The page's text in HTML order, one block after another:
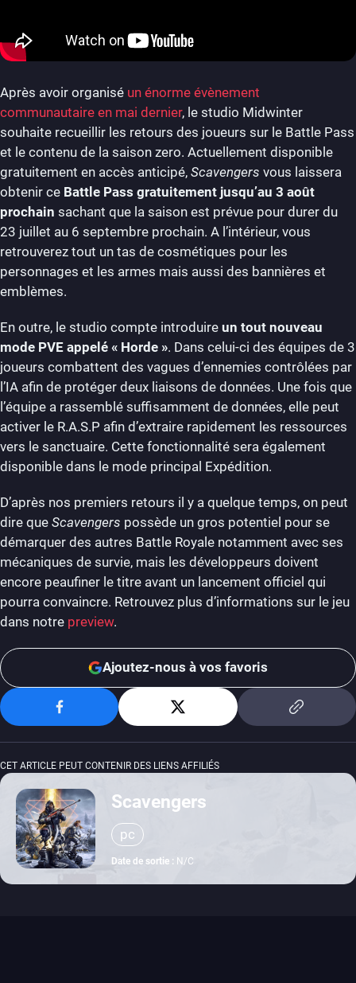
Après avoir organisé un énorme évènement
communautaire en mai dernier, le studio Midwinter
souhaite recueillir les retours des joueurs sur le Battle Pass
et le contenu de la saison zero. Actuellement disponible
gratuitement en accès anticipé, Scavengers vous laissera
obtenir ce Battle Pass gratuitement jusqu’au 3 août
prochain sachant que la saison est prévue pour durer du
23 juillet au 6 septembre prochain. A l’intérieur, vous
retrouverez tout un tas de cosmétiques pour les
personnages et les armes mais aussi des bannières et
emblèmes.
En outre, le studio compte introduire un tout nouveau
mode PVE appelé « Horde ». Dans celui-ci des équipes de 3
joueurs combattent des vagues d’ennemies contrôlées par
l’IA afin de protéger deux liaisons de données. Une fois que
l’équipe a rassemblé suffisamment de données, elle peut
activer le R.A.S.P afin d’extraire rapidement les ressources
vers le sanctuaire. Cette fonctionnalité sera également
disponible dans le mode principal Expédition.
D’après nos premiers retours il y a quelque temps, on peut
dire que Scavengers possède un gros potentiel pour se
démarquer des autres Battle Royale notamment avec ses
mécaniques de survie, mais les développeurs doivent
encore peaufiner le titre avant un lancement officiel qui
pourra convaincre. Retrouvez plus d’informations sur le jeu
dans notre preview.
Ajoutez-nous à vos favoris
CET ARTICLE PEUT CONTENIR DES LIENS AFFILIÉS
Scavengers
pc
Date de sortie : N/C